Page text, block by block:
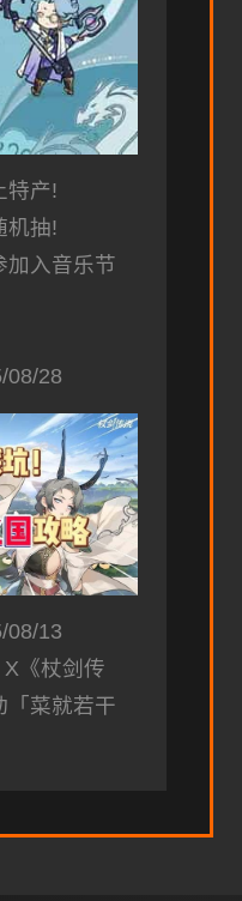
特产!
机抽!
加入音乐节
08/28
08/13
《杖剑传
「菜就若干